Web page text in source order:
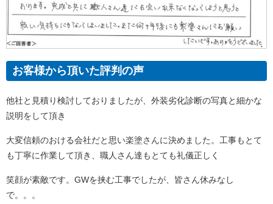
お客様から頂いた評判の声
他社と見積り検討しておりましたが、外装劣化診断の写真と細かな
説明をして頂き
大変信頼のおける会社だと思い楽塗さんに決めました。工事もとて
も丁寧に作業して頂き、職人さん達もとても礼儀正しく
笑顔が素敵です。GWを挟む工事でしたが、皆さん休みなし
で。。。